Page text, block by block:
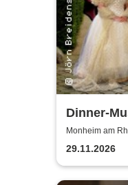
Dinner-
Melodie
Monheim am
29.11.2026